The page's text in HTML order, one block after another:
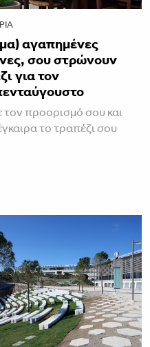
αγαπημένες
σου στρώνουν
για τον
τον προορισμό σου και
το τραπέζι σου